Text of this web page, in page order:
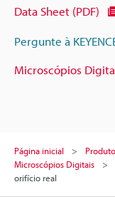
Data Sheet (PDF)
Pergunte à
Microscópios
Página inicial
Microscópios Digitais
orifício real